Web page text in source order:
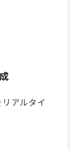
アルタイ